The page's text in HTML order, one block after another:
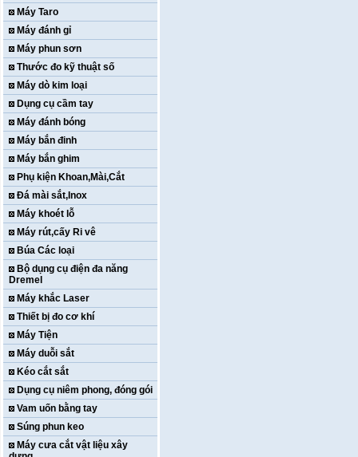
Máy Taro
Máy đánh gỉ
Máy phun sơn
Thước đo kỹ thuật số
Máy dò kim loại
Dụng cụ cầm tay
Máy đánh bóng
Máy bắn đinh
Máy bắn ghim
Phụ kiện Khoan,Mài,Cắt
Đá mài sắt,Inox
Máy khoét lỗ
Máy rút,cấy Ri vê
Búa Các loại
Bộ dụng cụ điện đa năng
Dremel
Máy khắc Laser
Thiết bị đo cơ khí
Máy Tiện
Máy duỗi sắt
Kéo cắt sắt
Dụng cụ niêm phong, đóng gói
Vam uốn bằng tay
Súng phun keo
Máy cưa cắt vật liệu xây